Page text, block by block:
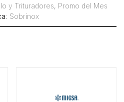
y Trituradores, Promo del Mes
: Sobrinox